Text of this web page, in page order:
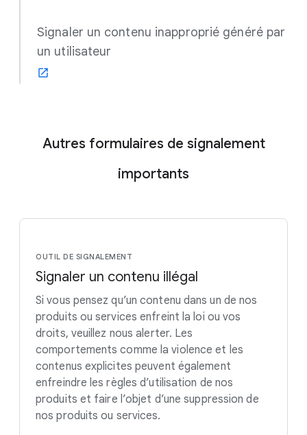
Signaler un contenu inapproprié généré par
un utilisateur
Autres formulaires de signalement
importants
OUTIL DE SIGNALEMENT
Signaler un contenu illégal
Si vous pensez qu’un contenu dans un de nos
produits ou services enfreint la loi ou vos
droits, veuillez nous alerter. Les
comportements comme la violence et les
contenus explicites peuvent également
enfreindre les règles d’utilisation de nos
produits et faire l’objet d’une suppression de
nos produits ou services.